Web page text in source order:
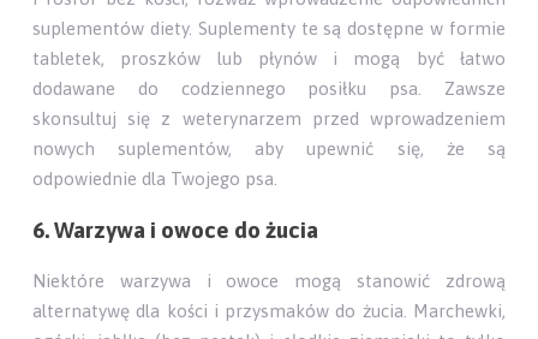
suplementów diety. Suplementy te są dostępne w formie
tabletek, proszków lub płynów i mogą być łatwo
dodawane do codziennego posiłku psa. Zawsze
skonsultuj się z weterynarzem przed wprowadzeniem
nowych suplementów, aby upewnić się, że są
odpowiednie dla Twojego psa.
6. Warzywa i owoce do żucia
Niektóre warzywa i owoce mogą stanowić zdrową
alternatywę dla kości i przysmaków do żucia. Marchewki,